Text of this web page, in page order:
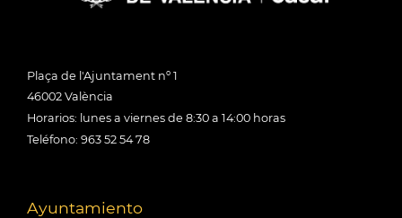
Plaça de l'Ajuntament nº 1
46002 València
Horarios: lunes a viernes de 8:30 a 14:00 horas
Teléfono: 963 52 54 78
Ayuntamiento